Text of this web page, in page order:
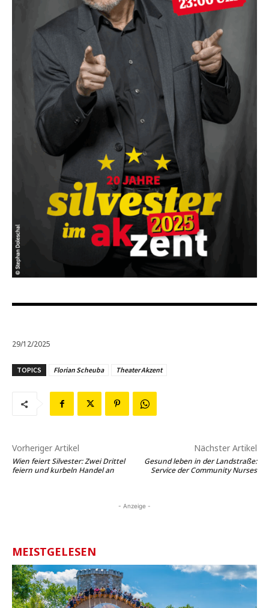
29/12/2025
TOPICS Florian Scheuba Theater Akzent
Vorheriger Artikel
Wien feiert Silvester: Zwei Drittel
feiern und kurbeln Handel an
Nächster Artikel
Gesund leben in der Landstraße:
Service der Community Nurses
- Anzeige -
MEISTGELESEN